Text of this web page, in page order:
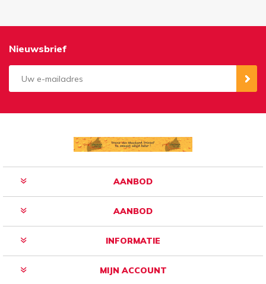
Nieuwsbrief
AANBOD
AANBOD
INFORMATIE
MIJN ACCOUNT